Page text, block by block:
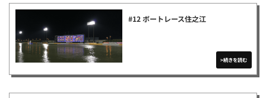
#12 ボートレース住之江